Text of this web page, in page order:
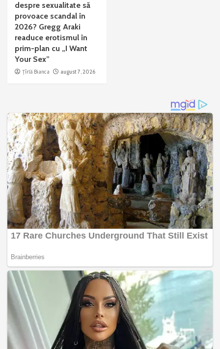
despre sexualitate să
provoace scandal în
2026? Gregg Araki
readuce erotismul în
prim-plan cu „I Want
Your Sex”
Țîrlă Bianca august 7, 2026